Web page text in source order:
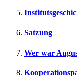
Satzung
Wer war